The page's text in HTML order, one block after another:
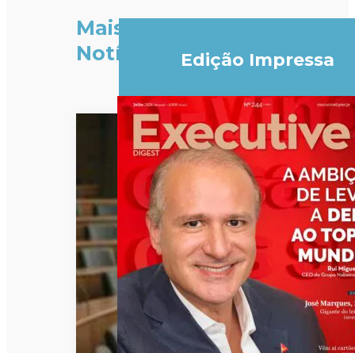
Mais
Notícias
Edição Impressa